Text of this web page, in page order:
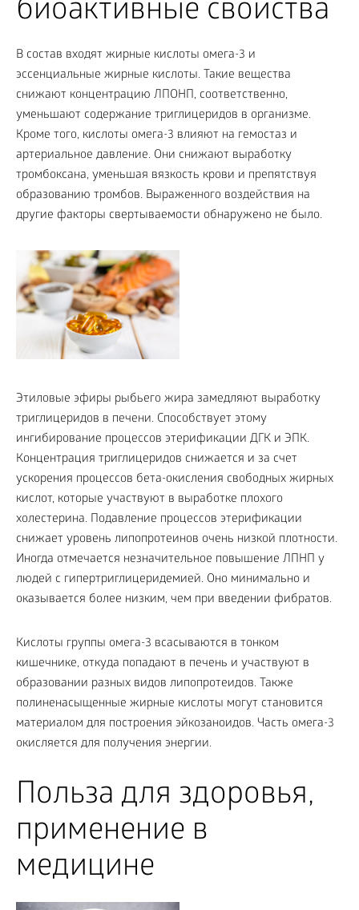
биоактивные свойства
В состав входят жирные кислоты омега-3 и
эссенциальные жирные кислоты. Такие вещества
снижают концентрацию ЛПОНП, соответственно,
уменьшают содержание триглицеридов в организме.
Кроме того, кислоты омега-3 влияют на гемостаз и
артериальное давление. Они снижают выработку
тромбоксана, уменьшая вязкость крови и препятствуя
образованию тромбов. Выраженного воздействия на
другие факторы свертываемости обнаружено не было.
Этиловые эфиры рыбьего жира замедляют выработку
триглицеридов в печени. Способствует этому
ингибирование процессов этерификации ДГК и ЭПК.
Концентрация триглицеридов снижается и за счет
ускорения процессов бета-окисления свободных жирных
кислот, которые участвуют в выработке плохого
холестерина. Подавление процессов этерификации
снижает уровень липопротеинов очень низкой плотности.
Иногда отмечается незначительное повышение ЛПНП у
людей с гипертриглицеридемией. Оно минимально и
оказывается более низким, чем при введении фибратов.
Кислоты группы омега-3 всасываются в тонком
кишечнике, откуда попадают в печень и участвуют в
образовании разных видов липопротеидов. Также
полиненасыщенные жирные кислоты могут становится
материалом для построения эйкозаноидов. Часть омега-3
окисляется для получения энергии.
Польза для здоровья,
применение в
медицине